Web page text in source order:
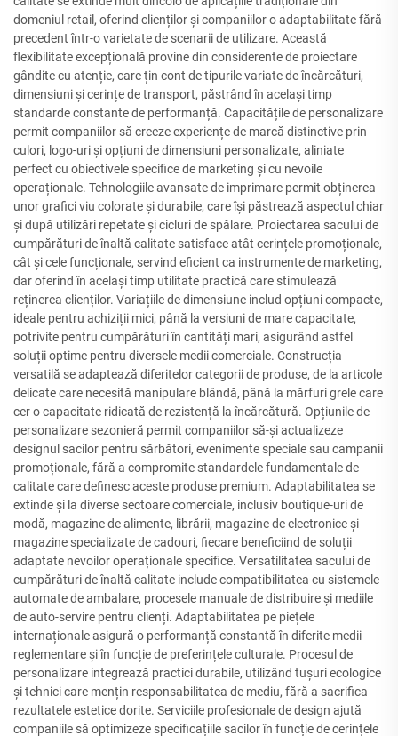
domeniul retail, oferind clienților și companiilor o adaptabilitate fără
precedent într-o varietate de scenarii de utilizare. Această
flexibilitate excepțională provine din considerente de proiectare
gândite cu atenție, care țin cont de tipurile variate de încărcături,
dimensiuni și cerințe de transport, păstrând în același timp
standarde constante de performanță. Capacitățile de personalizare
permit companiilor să creeze experiențe de marcă distinctive prin
culori, logo-uri și opțiuni de dimensiuni personalizate, aliniate
perfect cu obiectivele specifice de marketing și cu nevoile
operaționale. Tehnologiile avansate de imprimare permit obținerea
unor grafici viu colorate și durabile, care își păstrează aspectul chiar
și după utilizări repetate și cicluri de spălare. Proiectarea sacului de
cumpărături de înaltă calitate satisface atât cerințele promoționale,
cât și cele funcționale, servind eficient ca instrumente de marketing,
dar oferind în același timp utilitate practică care stimulează
reținerea clienților. Variațiile de dimensiune includ opțiuni compacte,
ideale pentru achiziții mici, până la versiuni de mare capacitate,
potrivite pentru cumpărături în cantități mari, asigurând astfel
soluții optime pentru diversele medii comerciale. Construcția
versatilă se adaptează diferitelor categorii de produse, de la articole
delicate care necesită manipulare blândă, până la mărfuri grele care
cer o capacitate ridicată de rezistență la încărcătură. Opțiunile de
personalizare sezonieră permit companiilor să-și actualizeze
designul sacilor pentru sărbători, evenimente speciale sau campanii
promoționale, fără a compromite standardele fundamentale de
calitate care definesc aceste produse premium. Adaptabilitatea se
extinde și la diverse sectoare comerciale, inclusiv boutique-uri de
modă, magazine de alimente, librării, magazine de electronice și
magazine specializate de cadouri, fiecare beneficiind de soluții
adaptate nevoilor operaționale specifice. Versatilitatea sacului de
cumpărături de înaltă calitate include compatibilitatea cu sistemele
automate de ambalare, procesele manuale de distribuire și mediile
de auto-servire pentru clienți. Adaptabilitatea pe piețele
internaționale asigură o performanță constantă în diferite medii
reglementare și în funcție de preferințele culturale. Procesul de
personalizare integrează practici durabile, utilizând tușuri ecologice
și tehnici care mențin responsabilitatea de mediu, fără a sacrifica
rezultatele estetice dorite. Serviciile profesionale de design ajută
companiile să optimizeze specificațiile sacilor în funcție de cerințele